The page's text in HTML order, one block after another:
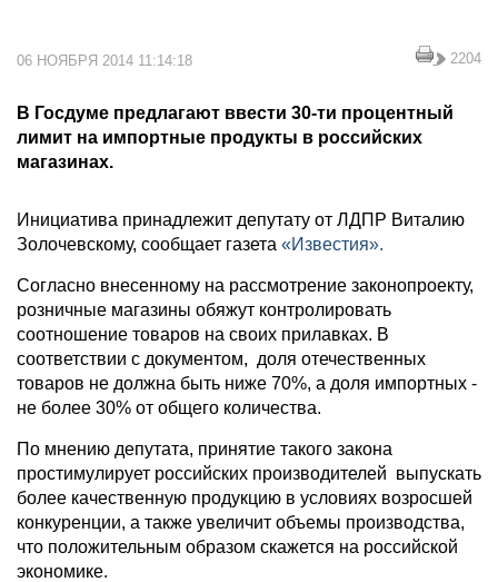
06 НОЯБРЯ 2014 11:14:18 2204
В Госдуме предлагают ввести 30-ти процентный
лимит на импортные продукты в российских
магазинах.
Инициатива принадлежит депутату от ЛДПР Виталию
Золочевскому, сообщает газета «Известия».
Согласно внесенному на рассмотрение законопроекту,
розничные магазины обяжут контролировать
соотношение товаров на своих прилавках. В
соответствии с документом, доля отечественных
товаров не должна быть ниже 70%, а доля импортных -
не более 30% от общего количества.
По мнению депутата, принятие такого закона
простимулирует российских производителей выпускать
более качественную продукцию в условиях возросшей
конкуренции, а также увеличит объемы производства,
что положительным образом скажется на российской
экономике.